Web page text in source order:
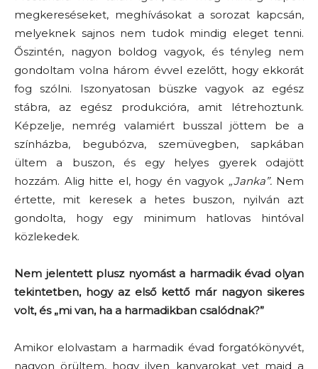
megkereséseket, meghívásokat a sorozat kapcsán,
melyeknek sajnos nem tudok mindig eleget tenni.
Őszintén, nagyon boldog vagyok, és tényleg nem
gondoltam volna három évvel ezelőtt, hogy ekkorát
fog szólni. Iszonyatosan büszke vagyok az egész
stábra, az egész produkcióra, amit létrehoztunk.
Képzelje, nemrég valamiért busszal jöttem be a
színházba, begubózva, szemüvegben, sapkában
ültem a buszon, és egy helyes gyerek odajött
hozzám. Alig hitte el, hogy én vagyok „Janka”.Nem
értette, mit keresek a hetes buszon, nyilván azt
gondolta, hogy egy minimum hatlovas hintóval
közlekedek.
Nem jelentett plusz nyomást a harmadik évad olyan
tekintetben, hogy az első kettő már nagyon sikeres
volt, és „mi van, ha a harmadikban csalódnak?”
Amikor elolvastam a harmadik évad forgatókönyvét,
nagyon örültem, hogy ilyen kanyarokat vet majd a